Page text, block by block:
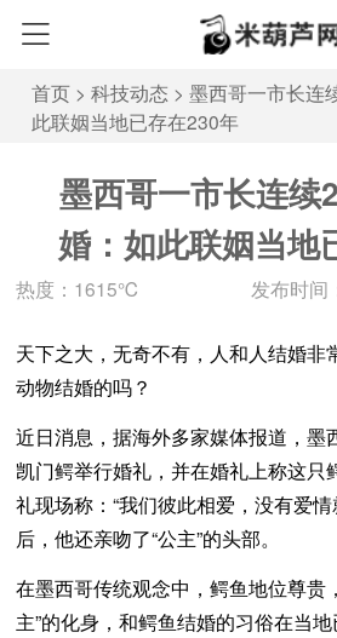
首页 > 科技动态 > 墨西哥一市长连
此联姻当地已存在230年
墨西哥一市长连续
婚：如此联姻当地
热度：1615℃ 发布时间
天下之大，无奇不有，人和人结婚非
动物结婚的吗？
近日消息，据海外多家媒体报道，墨
凯门鳄举行婚礼，并在婚礼上称这只
礼现场称：“我们彼此相爱，没有爱
后，他还亲吻了“公主”的头部。
在墨西哥传统观念中，鳄鱼地位尊贵
主”的化身，和鳄鱼结婚的习俗在当